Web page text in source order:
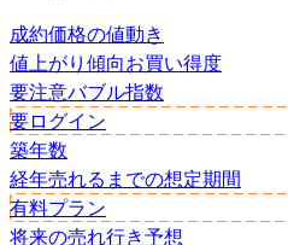
成約価格の値動き
値上がり傾向お買い得度
要注意バブル指数
要ログイン
築年数
経年売れるまでの想定期間
有料プラン
将来の売れ行き予想